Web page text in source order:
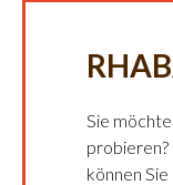
Sie
können